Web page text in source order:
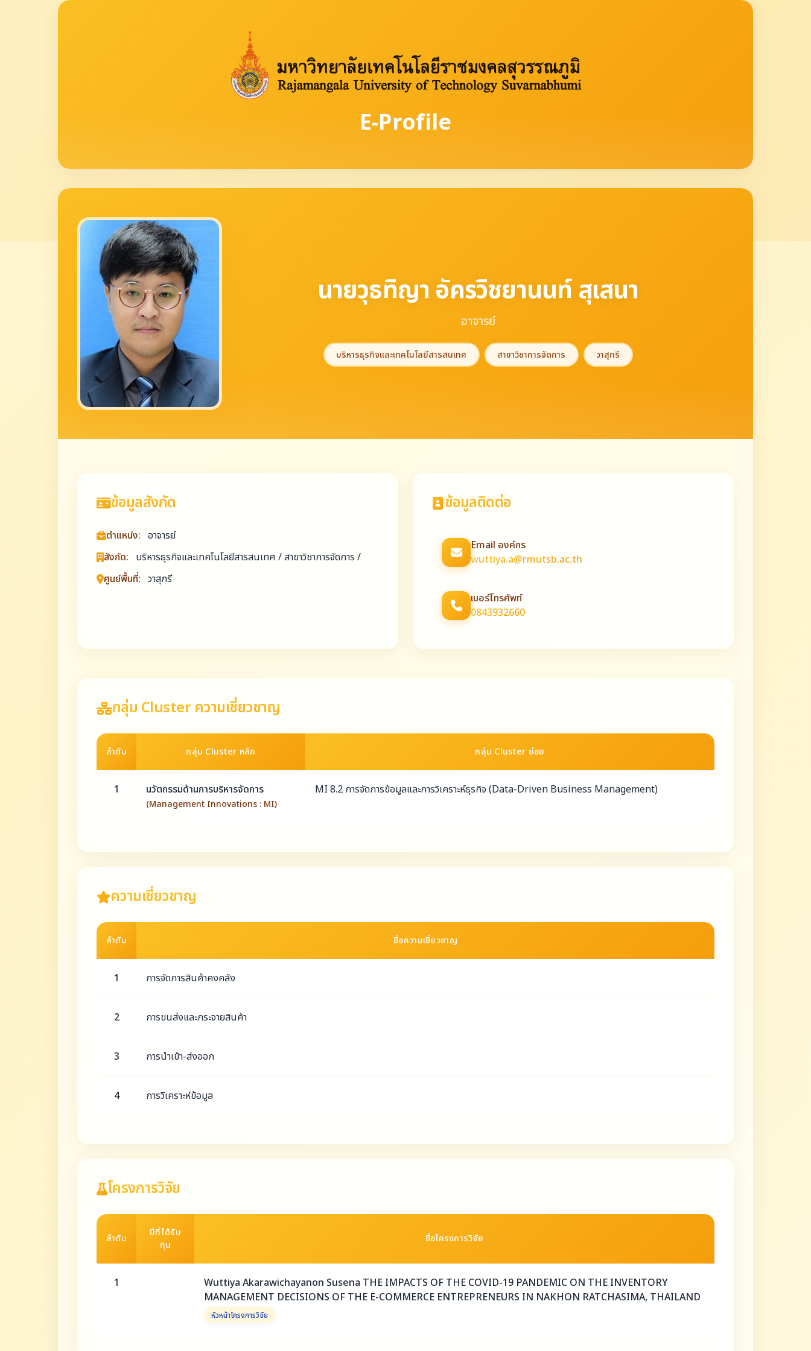
E-Profile
นายวุธทิญา อัครวิชยานนท์ สุเสนา
อาจารย์
บริหารธุรกิจและเทคโนโลยีสารสนเทศ สาขาวิชาการจัดการ วาสุกรี
ข้อมูลสังกัด
ตำแหน่ง: อาจารย์
สังกัด: บริหารธุรกิจและเทคโนโลยีสารสนเทศ / สาขาวิชาการจัดการ /
ศูนย์พื้นที่: วาสุกรี
ข้อมูลติดต่อ
Email องค์กร
wuttiya.a@rmutsb.ac.th
เบอร์โทรศัพท์
0843932660
กลุ่ม Cluster ความเชี่ยวชาญ
ลำดับ กลุ่ม Cluster หลัก กลุ่ม Cluster ย่อย
1 นวัตกรรมด้านการบริหารจัดการ
(Management Innovations : MI)
MI 8.2 การจัดการข้อมูลและการวิเคราะห์ธุรกิจ (Data-Driven Business Management)
ความเชี่ยวชาญ
ลำดับ ชื่อความเชี่ยวชาญ
1 การจัดการสินค้าคงคลัง
2 การขนส่งและกระจายสินค้า
3 การนำเข้า-ส่งออก
4 การวิเคราะห์ข้อมูล
โครงการวิจัย
ลำดับ
ปีที่ได้รับ
ทุน
ชื่อโครงการวิจัย
1
Wuttiya Akarawichayanon Susena THE IMPACTS OF THE COVID-19 PANDEMIC ON THE INVENTORY
MANAGEMENT DECISIONS OF THE E-COMMERCE ENTREPRENEURS IN NAKHON RATCHASIMA, THAILAND
หัวหน้าโครงการวิจัย